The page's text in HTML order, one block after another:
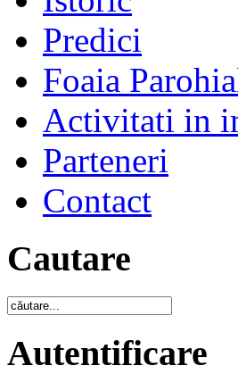
Predici
Foaia
Activitati in
Parteneri
Contact
Cautare
Autentificare